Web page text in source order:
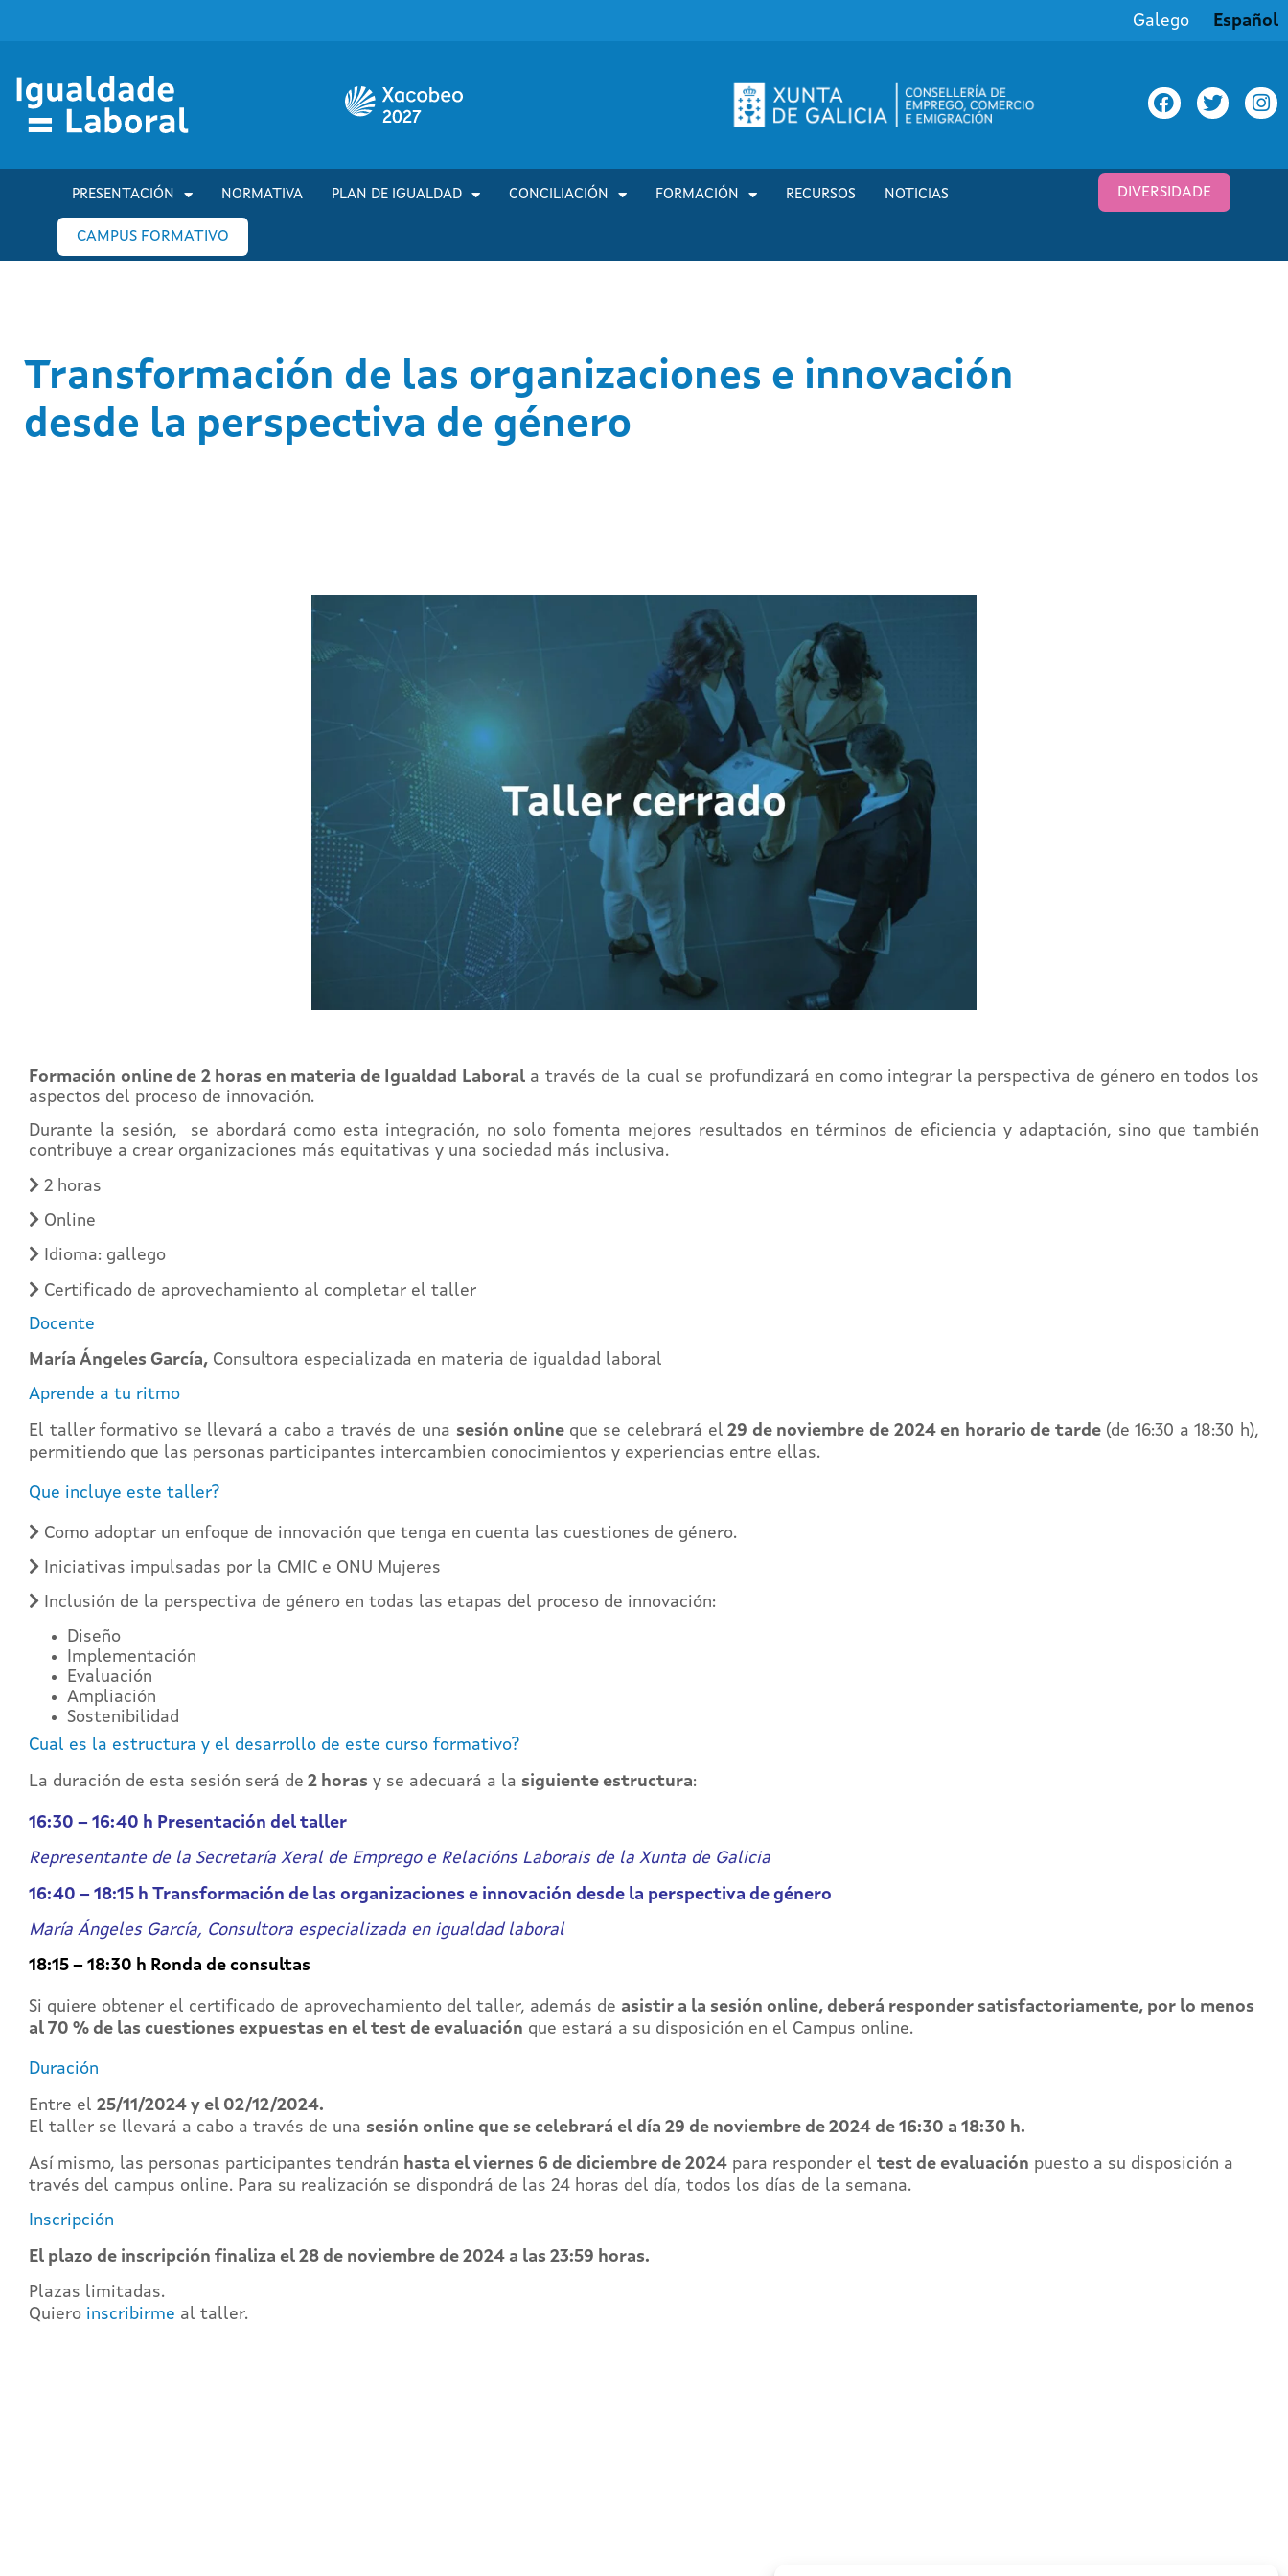
Galego Español
PRESENTACIÓN NORMATIVA PLAN DE IGUALDAD CONCILIACIÓN FORMACIÓN RECURSOS NOTICIAS DIVERSIDADE
CAMPUS FORMATIVO
Transformación de las organizaciones e innovación
desde la perspectiva de género
Formación online de 2 horas en materia de Igualdad Laborala través de la cual se profundizará en como integrar la perspectiva de género en todos los
aspectos del proceso de innovación.
Durante la sesión, se abordará como esta integración, no solo fomenta mejores resultados en términos de eficiencia y adaptación, sino que también
contribuye a crear organizaciones más equitativas y una sociedad más inclusiva.
2 horas
Online
Idioma: gallego
Certificado de aprovechamiento al completar el taller
Docente
María Ángeles García, Consultora especializada en materia de igualdad laboral
Aprende a tu ritmo
El taller formativo se llevará a cabo a través de una sesión online que se celebrará el 29 de noviembre de 2024 en horario de tarde (de 16:30 a 18:30 h),
permitiendo que las personas participantes intercambien conocimientos y experiencias entre ellas.
Que incluye este taller?
Como adoptar un enfoque de innovación que tenga en cuenta las cuestiones de género.
Iniciativas impulsadas por la CMIC e ONU Mujeres
Inclusión de la perspectiva de género en todas las etapas del proceso de innovación:
Diseño
Implementación
Evaluación
Ampliación
Sostenibilidad
Cual es la estructura y el desarrollo de este curso formativo?
La duración de esta sesión será de 2 horas y se adecuará a la siguiente estructura:
16:30 – 16:40 h Presentación del taller
Representante de la Secretaría Xeral de Emprego e Relacións Laborais de la Xunta de Galicia
16:40 – 18:15 h Transformación de las organizaciones e innovación desde la perspectiva de género
María Ángeles García, Consultora especializada en igualdad laboral
18:15 – 18:30 h Ronda de consultas
Si quiere obtener el certificado de aprovechamiento del taller, además de asistir a la sesión online, deberá responder satisfactoriamente, por lo menos
al 70 % de las cuestiones expuestas en el test de evaluación que estará a su disposición en el Campus online.
Duración
Entre el 25/11/2024 y el 02/12/2024.
El taller se llevará a cabo a través de una sesión online que se celebrará el día 29 de noviembre de 2024 de 16:30 a 18:30 h.
Así mismo, las personas participantes tendrán hasta el viernes 6 de diciembre de 2024 para responder el test de evaluación puesto a su disposición a
través del campus online. Para su realización se dispondrá de las 24 horas del día, todos los días de la semana.
Inscripción
El plazo de inscripción finaliza el 28 de noviembre de 2024 a las 23:59 horas.
Plazas limitadas.
Quiero inscribirme al taller.